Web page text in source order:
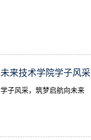
未来技术学院学子风采
学子风采，筑梦启航向未来